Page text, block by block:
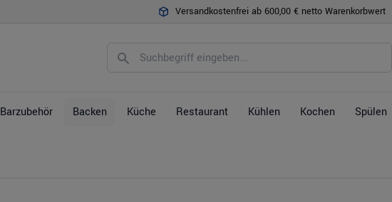
Versandkostenfrei ab 600,00 € netto Warenkorbwert
Barzubehör Backen Küche Restaurant Kühlen Kochen Spülen